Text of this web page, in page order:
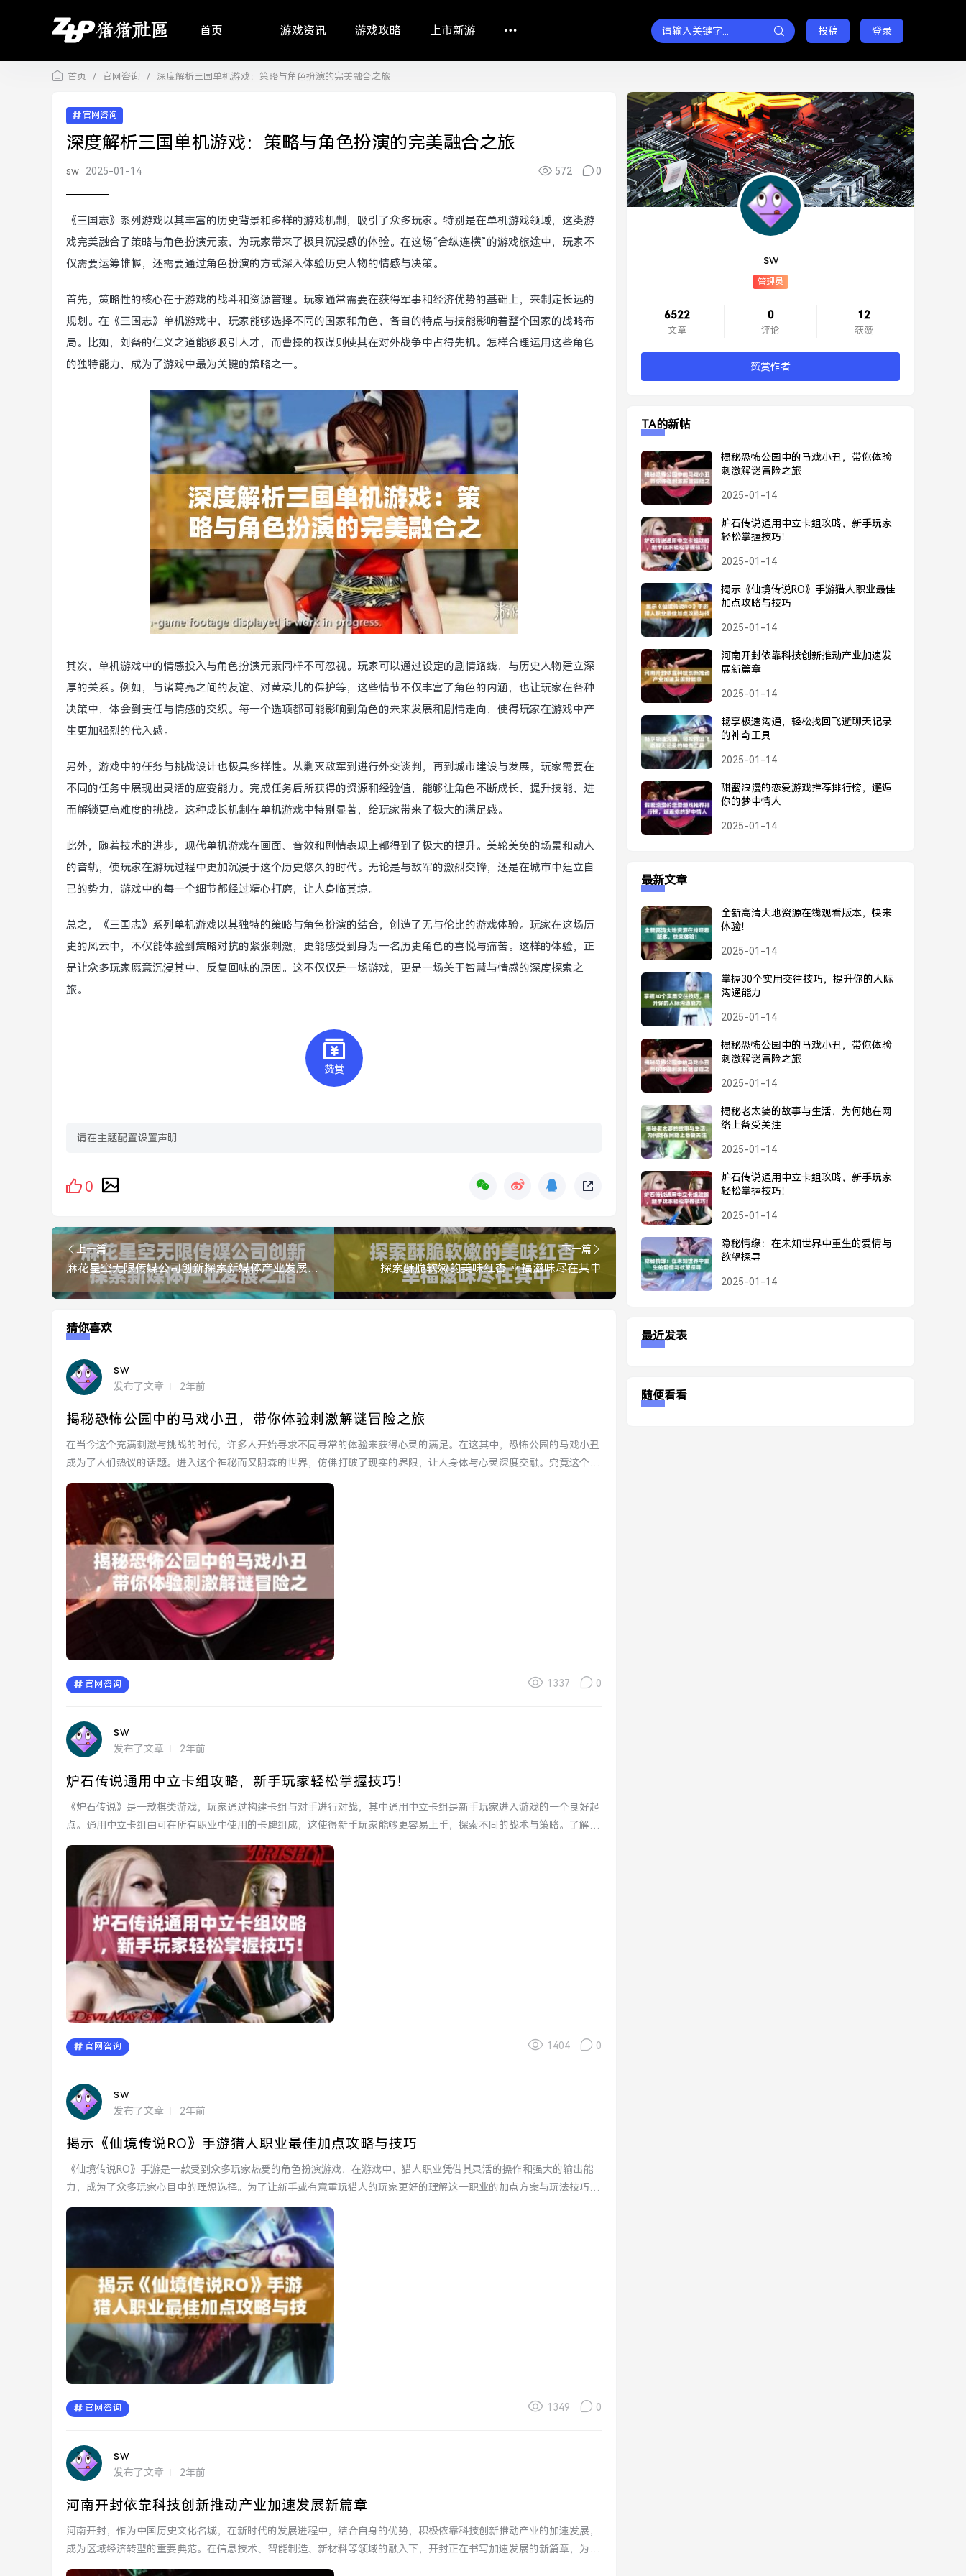
首页 游戏资讯 游戏攻略 上市新游 投稿 登录
首页 / 官网咨询 / 深度解析三国单机游戏：策略与角色扮演的完美融合之旅
官网咨询
深度解析三国单机游戏：策略与角色扮演的完美融合之旅
sw 2025-01-14 572 0
《三国志》系列游戏以其丰富的历史背景和多样的游戏机制，吸引了众多玩家。特别是在单机游戏领域，这类游
戏完美融合了策略与角色扮演元素，为玩家带来了极具沉浸感的体验。在这场“合纵连横”的游戏旅途中，玩家不
仅需要运筹帷幄，还需要通过角色扮演的方式深入体验历史人物的情感与决策。
首先，策略性的核心在于游戏的战斗和资源管理。玩家通常需要在获得军事和经济优势的基础上，来制定长远的
规划。在《三国志》单机游戏中，玩家能够选择不同的国家和角色，各自的特点与技能影响着整个国家的战略布
局。比如，刘备的仁义之道能够吸引人才，而曹操的权谋则使其在对外战争中占得先机。怎样合理运用这些角色
的独特能力，成为了游戏中最为关键的策略之一。
其次，单机游戏中的情感投入与角色扮演元素同样不可忽视。玩家可以通过设定的剧情路线，与历史人物建立深
厚的关系。例如，与诸葛亮之间的友谊、对黄承儿的保护等，这些情节不仅丰富了角色的内涵，也让玩家在各种
决策中，体会到责任与情感的交织。每一个选项都可能影响到角色的未来发展和剧情走向，使得玩家在游戏中产
生更加强烈的代入感。
另外，游戏中的任务与挑战设计也极具多样性。从剿灭敌军到进行外交谈判，再到城市建设与发展，玩家需要在
不同的任务中展现出灵活的应变能力。完成任务后所获得的资源和经验值，能够让角色不断成长，提升技能，进
而解锁更高难度的挑战。这种成长机制在单机游戏中特别显著，给玩家带来了极大的满足感。
此外，随着技术的进步，现代单机游戏在画面、音效和剧情表现上都得到了极大的提升。美轮美奂的场景和动人
的音轨，使玩家在游玩过程中更加沉浸于这个历史悠久的时代。无论是与敌军的激烈交锋，还是在城市中建立自
己的势力，游戏中的每一个细节都经过精心打磨，让人身临其境。
总之，《三国志》系列单机游戏以其独特的策略与角色扮演的结合，创造了无与伦比的游戏体验。玩家在这场历
史的风云中，不仅能体验到策略对抗的紧张刺激，更能感受到身为一名历史角色的喜悦与痛苦。这样的体验，正
是让众多玩家愿意沉浸其中、反复回味的原因。这不仅仅是一场游戏，更是一场关于智慧与情感的深度探索之
旅。
赞赏
请在主题配置设置声明
0
上一篇
麻花星空无限传媒公司创新探索新媒体产业发展之路
下一篇
探索酥脆软嫩的美味红杏 幸福滋味尽在其中
猜你喜欢
sw
发布了文章 2年前
揭秘恐怖公园中的马戏小丑，带你体验刺激解谜冒险之旅
在当今这个充满刺激与挑战的时代，许多人开始寻求不同寻常的体验来获得心灵的满足。在这其中，恐怖公园的马戏小丑
成为了人们热议的话题。进入这个神秘而又阴森的世界，仿佛打破了现实的界限，让人身体与心灵深度交融。究竟这个恐
怖公园中的小...
官网咨询 1337 0
sw
发布了文章 2年前
炉石传说通用中立卡组攻略，新手玩家轻松掌握技巧！
《炉石传说》是一款棋类游戏，玩家通过构建卡组与对手进行对战，其中通用中立卡组是新手玩家进入游戏的一个良好起
点。通用中立卡组由可在所有职业中使用的卡牌组成，这使得新手玩家能够更容易上手，探索不同的战术与策略。了解如
何合理运用这...
官网咨询 1404 0
sw
发布了文章 2年前
揭示《仙境传说RO》手游猎人职业最佳加点攻略与技巧
《仙境传说RO》手游是一款受到众多玩家热爱的角色扮演游戏，在游戏中，猎人职业凭借其灵活的操作和强大的输出能
力，成为了众多玩家心目中的理想选择。为了让新手或有意重玩猎人的玩家更好的理解这一职业的加点方案与玩法技巧，
本文将为大家...
官网咨询 1349 0
sw
发布了文章 2年前
河南开封依靠科技创新推动产业加速发展新篇章
河南开封，作为中国历史文化名城，在新时代的发展进程中，结合自身的优势，积极依靠科技创新推动产业的加速发展，
成为区域经济转型的重要典范。在信息技术、智能制造、新材料等领域的融入下，开封正在书写加速发展的新篇章，为未
来的城市发展...
sw
管理员
6522
文章
0
评论
12
获赞
赞赏作者
TA的新帖
揭秘恐怖公园中的马戏小丑，带你体验
刺激解谜冒险之旅
2025-01-14
炉石传说通用中立卡组攻略，新手玩家
轻松掌握技巧！
2025-01-14
揭示《仙境传说RO》手游猎人职业最佳
加点攻略与技巧
2025-01-14
河南开封依靠科技创新推动产业加速发
展新篇章
2025-01-14
畅享极速沟通，轻松找回飞逝聊天记录
的神奇工具
2025-01-14
甜蜜浪漫的恋爱游戏推荐排行榜，邂逅
你的梦中情人
2025-01-14
最新文章
全新高清大地资源在线观看版本，快来
体验！
2025-01-14
掌握30个实用交往技巧，提升你的人际
沟通能力
2025-01-14
揭秘恐怖公园中的马戏小丑，带你体验
刺激解谜冒险之旅
2025-01-14
揭秘老太婆的故事与生活，为何她在网
络上备受关注
2025-01-14
炉石传说通用中立卡组攻略，新手玩家
轻松掌握技巧！
2025-01-14
隐秘情缘：在未知世界中重生的爱情与
欲望探寻
2025-01-14
最近发表
随便看看